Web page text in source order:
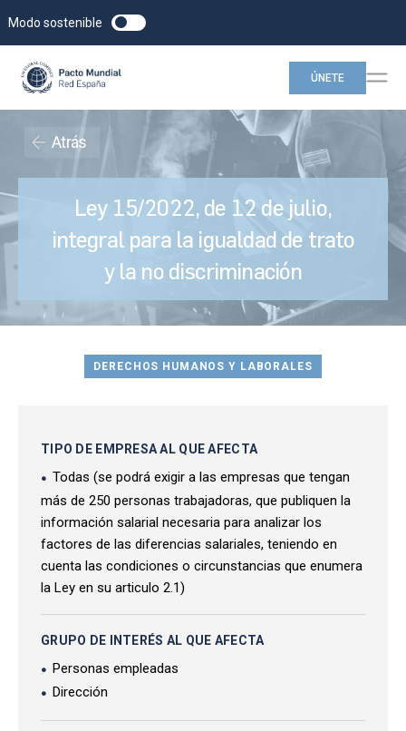
Modo sostenible
ÚNETE
Atrás
Ley 15/2022, de 12 de julio,
integral para la igualdad de trato
y la no discriminación
DERECHOS HUMANOS Y LABORALES
TIPO DE EMPRESA AL QUE AFECTA
Todas (se podrá exigir a las empresas que tengan
más de 250 personas trabajadoras, que publiquen la
información salarial necesaria para analizar los
factores de las diferencias salariales, teniendo en
cuenta las condiciones o circunstancias que enumera
la Ley en su articulo 2.1)
GRUPO DE INTERÉS AL QUE AFECTA
Personas empleadas
Dirección